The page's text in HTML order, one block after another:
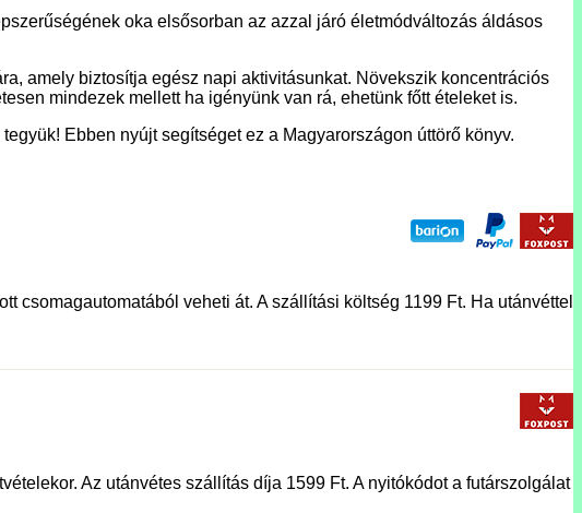
oka elsősorban az azzal járó életmódváltozás áldásos
amely biztosítja egész napi aktivitásunkat. Növekszik koncentrációs
mindezek mellett ha igényünk van rá, ehetünk főtt ételeket is.
Ebben nyújt segítséget ez a Magyarországon úttörő könyv.
csomagautomatából veheti át. A szállítási költség 1199 Ft. Ha utánvéttel
Az utánvétes szállítás díja 1599 Ft. A nyitókódot a futárszolgálat